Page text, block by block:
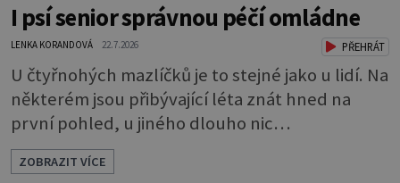
I psí senior správnou péčí omládne
LENKA KORANDOVÁ 22.7.2026 PŘEHRÁT
U čtyřnohých mazlíčků je to stejné jako u lidí. Na
některém jsou přibývající léta znát hned na
první pohled, u jiného dlouho nic
nezaznamenáte. Přesto byste si měli staršího
psa více všímat, aby vám neunikly důležité
ZOBRAZIT VÍCE